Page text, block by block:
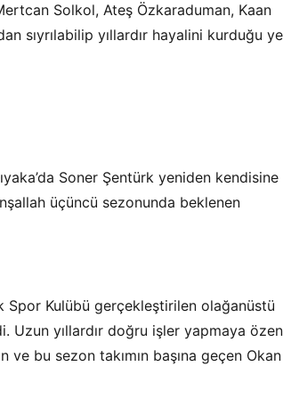
Solkol, Ateş Özkaraduman, Kaan
sıyrılabilip yıllardır hayalini kurduğu
Soner Şentürk yeniden kendisine
üçüncü sezonunda beklenen
Spor Kulübü gerçekleştirilen olağanüstü
Uzun yıllardır doğru işler yapmaya özen
bu sezon takımın başına geçen Okan